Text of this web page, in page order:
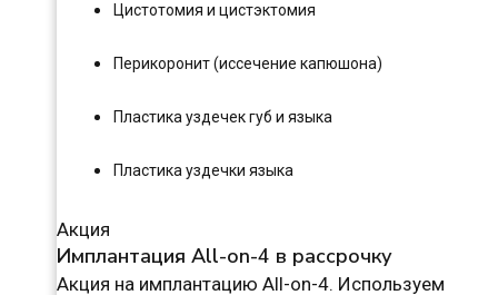
Цистотомия и цистэктомия
Перикоронит (иссечение капюшона)
Пластика уздечек губ и языка
Пластика уздечки языка
Акция
Имплантация All-on-4 в рассрочку
Акция на имплантацию All-on-4. Используем